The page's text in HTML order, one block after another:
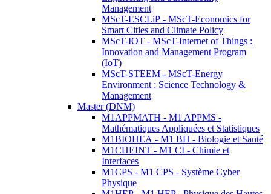
Management
MScT-ESCLiP - MScT-Economics for
Smart Cities and Climate Policy
MScT-IOT - MScT-Internet of Things :
Innovation and Management Program
(IoT)
MScT-STEEM - MScT-Energy
Environment : Science Technology &
Management
Master (DNM)
M1APPMATH - M1 APPMS -
Mathématiques Appliquées et Statistiques
M1BIOHEA - M1 BH - Biologie et Santé
M1CHEINT - M1 CI - Chimie et
Interfaces
M1CPS - M1 CPS - Système Cyber
Physique